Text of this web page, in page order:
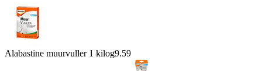
Alabastine muurvuller 1 kilog9.59